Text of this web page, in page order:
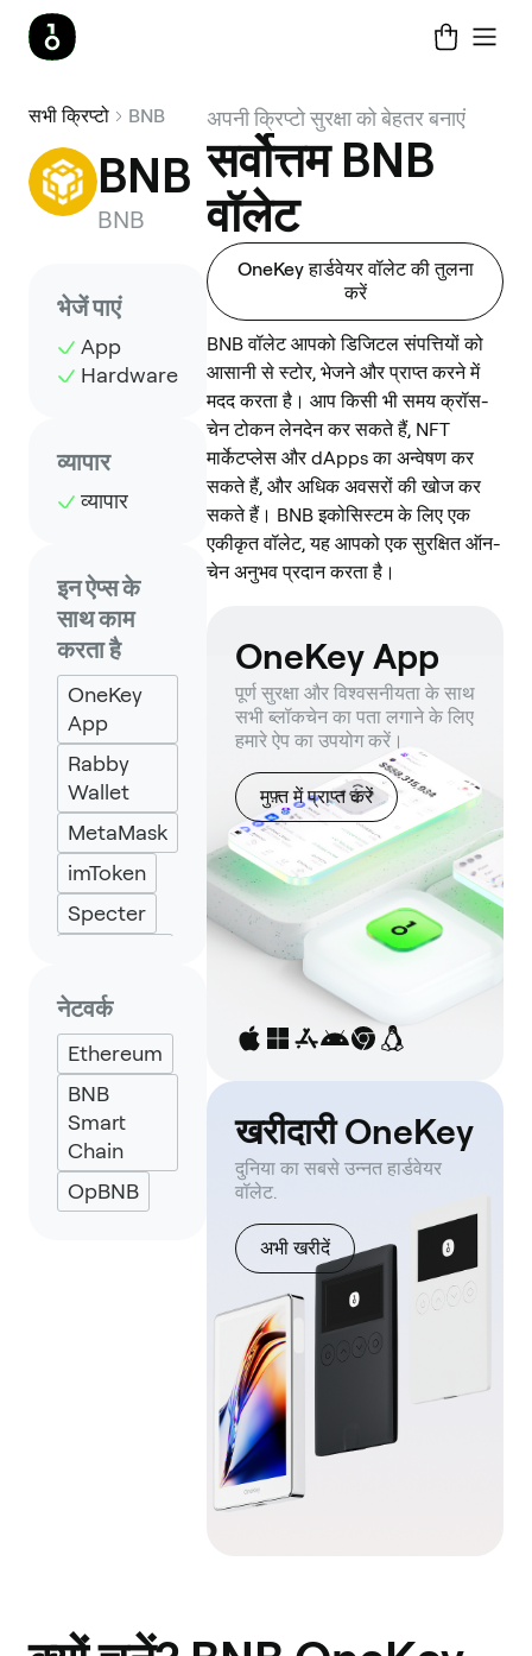
सभी क्रिप्टो BNB
BNB
BNB
भेजें पाएं
App
Hardware
व्यापार
व्यापार
इन ऐप्स के
साथ काम
करता है
OneKey
App
Rabby
Wallet
MetaMask
imToken
Specter
Keplr
Eternl
UniSat
नेटवर्क
Ethereum
BNB
Smart
Chain
OpBNB
अपनी क्रिप्टो सुरक्षा को बेहतर बनाएं
सर्वोत्तम BNB
वॉलेट
OneKey हार्डवेयर वॉलेट की तुलना
करें
BNB वॉलेट आपको डिजिटल संपत्तियों को
आसानी से स्टोर, भेजने और प्राप्त करने में
मदद करता है। आप किसी भी समय क्रॉस-
चेन टोकन लेनदेन कर सकते हैं, NFT
मार्केटप्लेस और dApps का अन्वेषण कर
सकते हैं, और अधिक अवसरों की खोज कर
सकते हैं। BNB इकोसिस्टम के लिए एक
एकीकृत वॉलेट, यह आपको एक सुरक्षित ऑन-
चेन अनुभव प्रदान करता है।
OneKey App
पूर्ण सुरक्षा और विश्वसनीयता के साथ
सभी ब्लॉकचेन का पता लगाने के लिए
हमारे ऐप का उपयोग करें।
मुफ़्त में प्राप्त करें
खरीदारी OneKey
दुनिया का सबसे उन्नत हार्डवेयर
वॉलेट.
अभी खरीदें